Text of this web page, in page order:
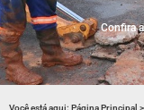
Confira
Você está aqui: Página Principal >